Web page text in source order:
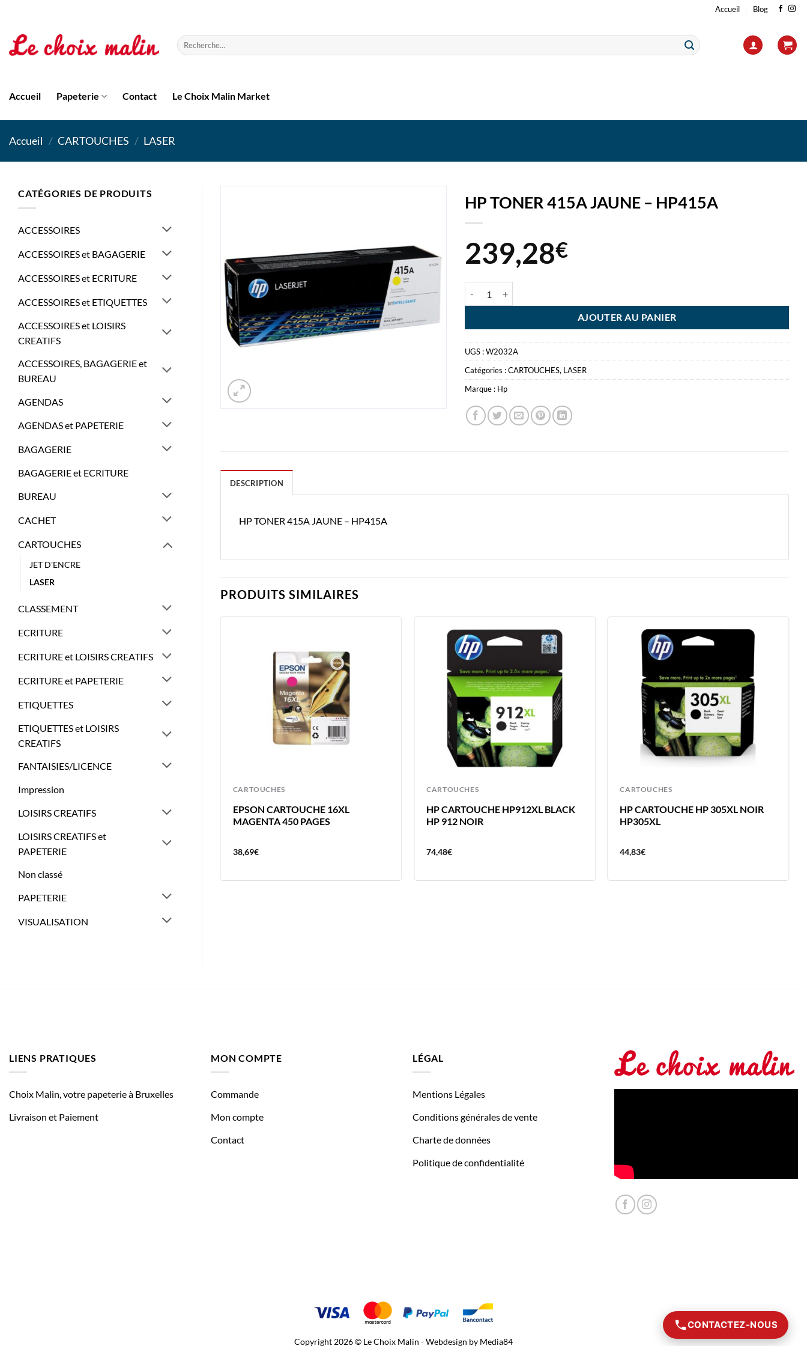
contenu
Accueil Blog
Recherche
pour :
Accueil Papeterie Contact Le Choix Malin Market
Accueil / CARTOUCHES / LASER
CATÉGORIES DE PRODUITS
ACCESSOIRES
ACCESSOIRES et BAGAGERIE
ACCESSOIRES et ECRITURE
ACCESSOIRES et ETIQUETTES
ACCESSOIRES et LOISIRS
CREATIFS
ACCESSOIRES, BAGAGERIE et
BUREAU
AGENDAS
AGENDAS et PAPETERIE
BAGAGERIE
BAGAGERIE et ECRITURE
BUREAU
CACHET
CARTOUCHES
JET D'ENCRE
LASER
CLASSEMENT
ECRITURE
ECRITURE et LOISIRS CREATIFS
ECRITURE et PAPETERIE
ETIQUETTES
ETIQUETTES et LOISIRS
CREATIFS
FANTAISIES/LICENCE
Impression
LOISIRS CREATIFS
LOISIRS CREATIFS et
PAPETERIE
Non classé
PAPETERIE
VISUALISATION
HP TONER 415A JAUNE – HP415A
239,28€
AJOUTER AU PANIER
UGS :W2032A
Catégories :CARTOUCHES, LASER
Marque : Hp
DESCRIPTION
HP TONER 415A JAUNE – HP415A
PRODUITS SIMILAIRES
CARTOUCHES
EPSON CARTOUCHE 16XL
MAGENTA 450 PAGES
38,69€
CARTOUCHES
HP CARTOUCHE HP912XL BLACK
HP 912 NOIR
74,48€
CARTOUCHES
HP CARTOUCHE HP 305XL NOIR
HP305XL
44,83€
CARTOUCHES
HP PACK 4 COULEURS 903
106,30€
LIENS PRATIQUES
Choix Malin, votre papeterie à Bruxelles
Livraison et Paiement
MON COMPTE
Commande
Mon compte
Contact
LÉGAL
Mentions Légales
Conditions générales de vente
Charte de données
Politique de confidentialité
Copyright 2026 © Le Choix Malin - Webdesign by Media84
CONTACTEZ-NOUS